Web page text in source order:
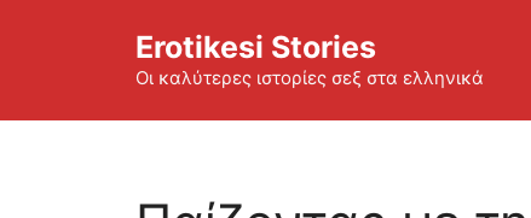
Erotikesi Stories
Οι καλύτερες ιστορίες σεξ στα ελληνικά